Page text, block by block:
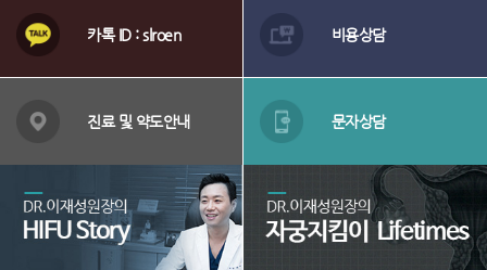
배
카톡 ID : slroen 비용상담
진료 및 약도안내 문자상담